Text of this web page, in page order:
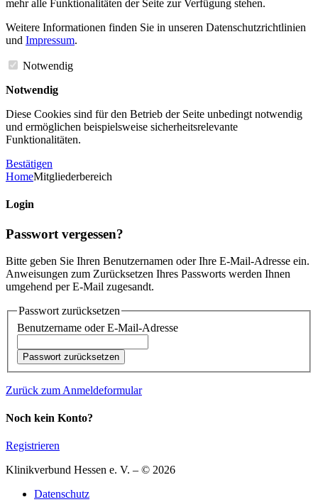
mehr alle Funktionalitäten der Seite zur Verfügung stehen.
Weitere Informationen finden Sie in unseren Datenschutzrichtlinien
und Impressum.
Notwendig
Notwendig
Diese Cookies sind für den Betrieb der Seite unbedingt notwendig
und ermöglichen beispielsweise sicherheitsrelevante
Funktionalitäten.
Bestätigen
HomeMitgliederbereich
Login
Passwort vergessen?
Bitte geben Sie Ihren Benutzernamen oder Ihre E-Mail-Adresse ein.
Anweisungen zum Zurücksetzen Ihres Passworts werden Ihnen
umgehend per E-Mail zugesandt.
Passwort zurücksetzen
Benutzername oder E-Mail-Adresse
Zurück zum Anmeldeformular
Noch kein Konto?
Registrieren
Klinikverbund Hessen e. V. – © 2026
Datenschutz